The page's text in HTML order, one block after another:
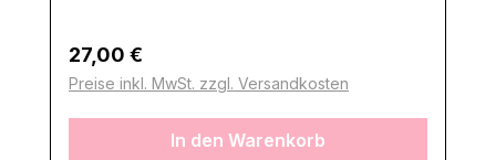
Regulärer Preis:
27,00 €
Preise inkl. MwSt. zzgl. Versandkosten
In den Warenkorb